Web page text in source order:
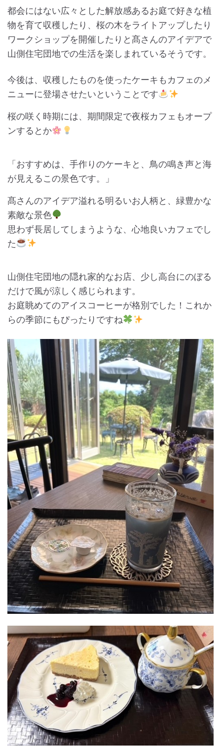
都会にはない広々とした解放感あるお庭で好きな植
物を育て収穫したり、桜の木をライトアップしたり
ワークショップを開催したりと髙さんのアイデアで
山側住宅団地での生活を楽しまれているそうです。
今後は、収穫したものを使ったケーキもカフェのメ
ニューに登場させたいということです
桜の咲く時期には、期間限定で夜桜カフェもオープ
ンするとか
「おすすめは、手作りのケーキと、鳥の鳴き声と海
が見えるこの景色です。」
髙さんのアイデア溢れる明るいお人柄と、緑豊かな
素敵な景色
思わず長居してしまうような、心地良いカフェでし
た
山側住宅団地の隠れ家的なお店、少し高台にのぼる
だけで風が涼しく感じられます。
お庭眺めてのアイスコーヒーが格別でした！これか
らの季節にもぴったりですね